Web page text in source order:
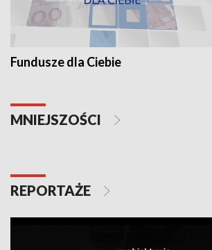
Fundusze dla Ciebie
MNIEJSZOŚCI
REPORTAŻE